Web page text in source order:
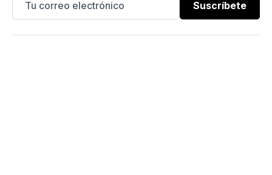
Suscríbete